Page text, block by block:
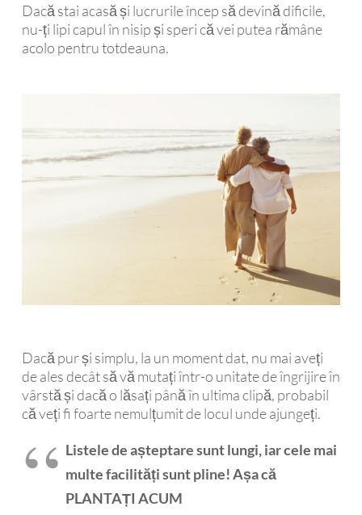
Dacă stai acasă și lucrurile încep să devină dificile,
nu-ți lipi capul în nisip și speri că vei putea rămâne
acolo pentru totdeauna.
Dacă pur și simplu, la un moment dat, nu mai aveți
de ales decât să vă mutați într-o unitate de îngrijire în
vârstă și dacă o lăsați până în ultima clipă, probabil
că veți fi foarte nemulțumit de locul unde ajungeți.
Listele de așteptare sunt lungi, iar cele mai
multe facilități sunt pline! Așa că
PLANTAȚI ACUM